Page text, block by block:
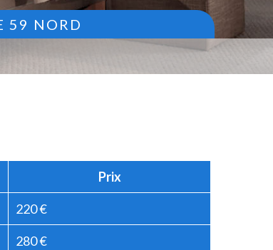
59 NORD
Prix
220 €
280 €